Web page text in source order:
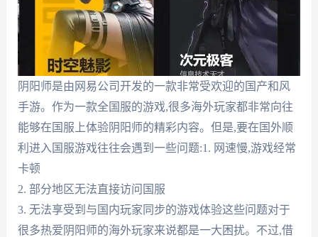
阴阳师是由网易公司开发的一款非常受欢迎的国产和风
手游。作为一款全国服的游戏,很多海外玩家都非常向往
能够在国服上体验阴阳师的精彩内容。但是,要在国外顺
利进入国服游戏往往会遇到一些问题:1. 网速慢,游戏经常
卡顿
2. 部分地区无法直接访问国服
3. 无法享受到与国内玩家同步的游戏体验这些问题对于
很多热爱阴阳师的海外玩家来说都是一大困扰。不过,借